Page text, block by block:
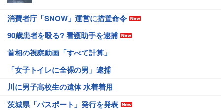
消費者庁「SNOW」運営に措置命令
90歳患者を殴る? 看護助手を逮捕
首相の視察動画「すべて計算」
「女子トイレに全裸の男」逮捕
川に男子高校生の遺体 水着着用
茨城県「パスポート」発行を発表